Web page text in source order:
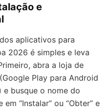
e
aplicativos para
2026 é simples e leva
abra a loja de
Play para Android
e busque o nome do
“Instalar” ou “Obter” e